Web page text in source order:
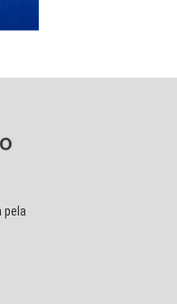
pela